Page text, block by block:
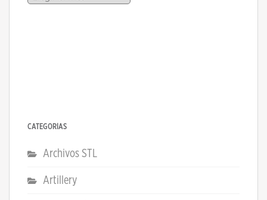
CATEGORÍAS
Archivos STL
Artillery